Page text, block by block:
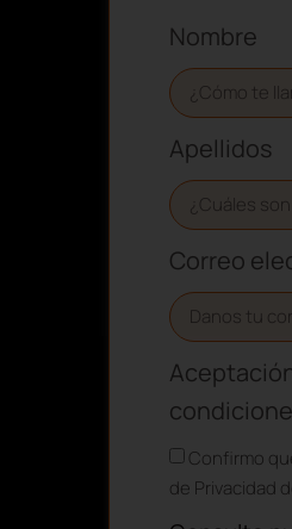
Nombre
Apellidos
Correo
Confirmo
de Privacidad